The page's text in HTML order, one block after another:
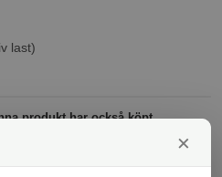
last)
produkt har också köpt
×